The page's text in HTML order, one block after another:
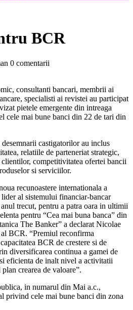
BCR
0 comentarii
consultanti bancari, membrii ai
specialisti ai revistei au participat
pietele emergente din intreaga
cele mai bune banci din 22 de tari din
castigatorilor au inclus
relatiile de parteneriat strategic,
competitivitatea ofertei bancii
si serviciilor.
recunoastere internationala a
al sistemului financiar-bancar
trecut, pentru a patra oara in ultimii
pentru “Cea mai buna banca” din
The Banker” a declarat Nicolae
BCR. “Premiul reconfirma
BCR de crestere si de
diversificarea continua a gamei de
eficienta de inalt nivel a activitatii
crearea de valoare”.
in numarul din Mai a.c.,
privind cele mai bune banci din zona